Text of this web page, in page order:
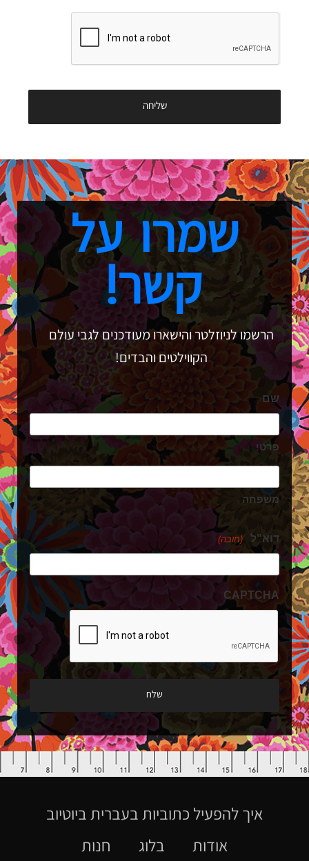
שמרו על
קשר!
הרשמו לניוזלטר והישארו מעודכנים לגבי עולם
הקווילטים והבדים!
שם
פרטי
משפחה
דוא"ל (חובה)
CAPTCHA
איך להפעיל כתוביות בעברית ביוטיוב
אודות
בלוג חנות